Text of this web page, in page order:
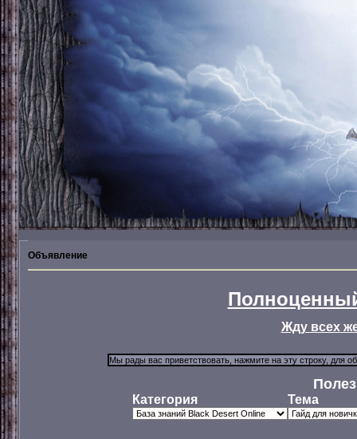
Объявление
Жду всех
Категория Тема